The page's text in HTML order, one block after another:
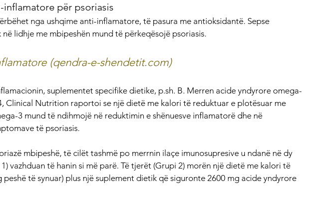
inflamatore për psoriasis
nga ushqime anti-inflamatore, të pasura me antioksidantë. Sepse
lidhje me mbipeshën mund të përkeqësojë psoriasis.
(qendra-e-shendetit.com)
suplementet specifike dietike, p.sh. B. Merren acide yndyrore omega-
Clinical Nutrition raportoi se një dietë me kalori të reduktuar e plotësuar me
3 mund të ndihmojë në reduktimin e shënuesve inflamatorë dhe në
të psoriasis.
mbipeshë, të cilët tashmë po merrnin ilaçe imunosupresive u ndanë në dy
vazhduan të hanin si më parë. Të tjerët (Grupi 2) morën një dietë me kalori të
peshë të synuar) plus një suplement dietik që siguronte 2600 mg acide yndyrore